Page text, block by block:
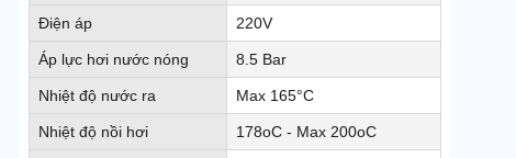
Điện áp 220V
Áp lực hơi nước nóng 8.5 Bar
Nhiệt độ nước ra Max 165°C
Nhiệt độ nồi hơi 178oC - Max 200oC